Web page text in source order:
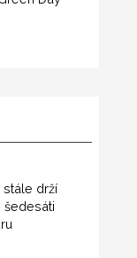
stále drží
šedesáti